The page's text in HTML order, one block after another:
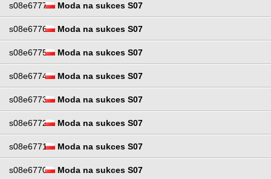
s08e6777 Moda na sukces S07
s08e6776 Moda na sukces S07
s08e6775 Moda na sukces S07
s08e6774 Moda na sukces S07
s08e6773 Moda na sukces S07
s08e6772 Moda na sukces S07
s08e6771 Moda na sukces S07
s08e6770 Moda na sukces S07